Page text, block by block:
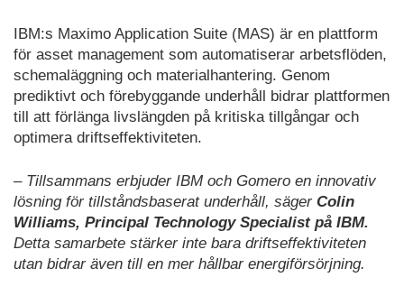
IBM:s Maximo Application Suite (MAS) är en plattform
för asset management som automatiserar arbetsflöden,
schemaläggning och materialhantering. Genom
prediktivt och förebyggande underhåll bidrar plattformen
till att förlänga livslängden på kritiska tillgångar och
optimera driftseffektiviteten.
– Tillsammans erbjuder IBM och Gomero en innovativ
lösning för tillståndsbaserat underhåll, säger Colin
Williams, Principal Technology Specialist på IBM.
Detta samarbete stärker inte bara driftseffektiviteten
utan bidrar även till en mer hållbar energiförsörjning.